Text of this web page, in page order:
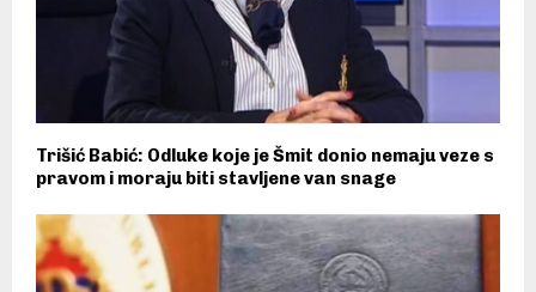
Trišić Babić: Odluke koje je Šmit donio nemaju veze s
pravom i moraju biti stavljene van snage